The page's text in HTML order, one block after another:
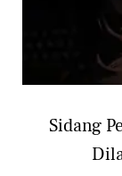
Sidang